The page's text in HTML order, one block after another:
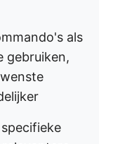
als
gebruiken,